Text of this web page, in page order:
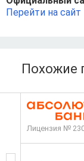
Перейти на сайт
Похожие
Лицензия №